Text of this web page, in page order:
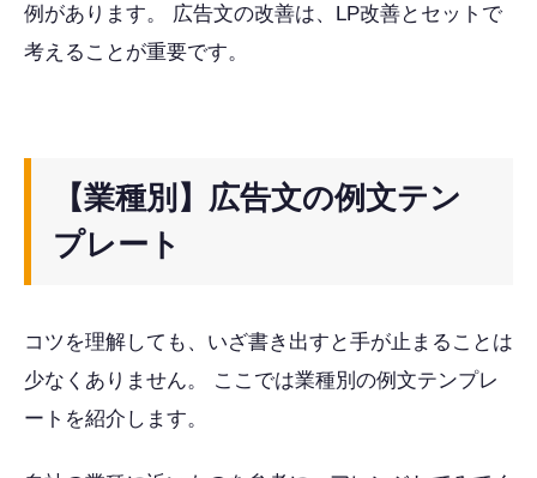
例があります。 広告文の改善は、LP改善とセットで
考えることが重要です。
【業種別】広告文の例文テン
プレート
コツを理解しても、いざ書き出すと手が止まることは
少なくありません。 ここでは業種別の例文テンプレ
ートを紹介します。